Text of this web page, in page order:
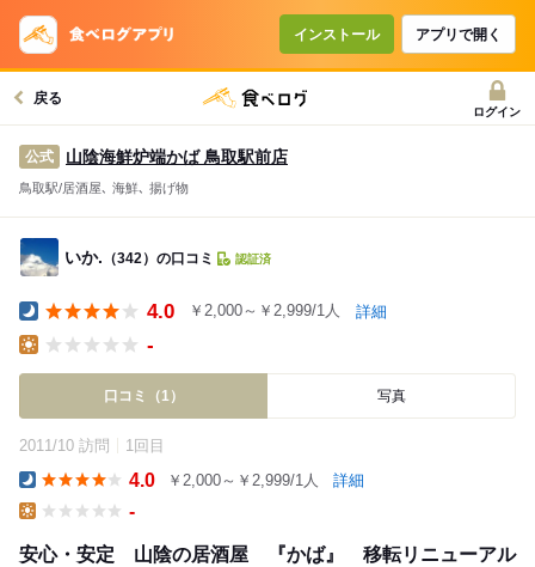
インストール アプリで開く
戻る
ログイン
公式 山陰海鮮炉端かば 鳥取駅前店
鳥取駅/居酒屋､ 海鮮､ 揚げ物
いか. （342）の口コミ 認証済
4.0 ￥2,000～￥2,999/1人 詳細
-
口コミ（1） 写真
2011/10 訪問 1回目
4.0 ￥2,000～￥2,999/1人 詳細
-
安心・安定 山陰の居酒屋 『かば』 移転リニューアル